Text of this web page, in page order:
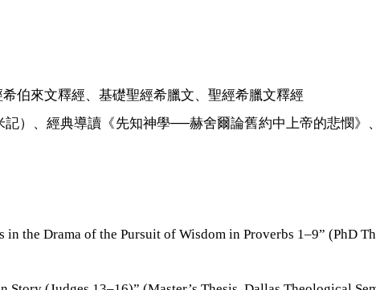
伯來文釋經、基礎聖經希臘文、聖經希臘文釋經
記）、經典導讀 《先知神學──赫舍爾論舊約中上帝的悲憫》
the Drama of the Pursuit of Wisdom in Proverbs 1–9” (PhD